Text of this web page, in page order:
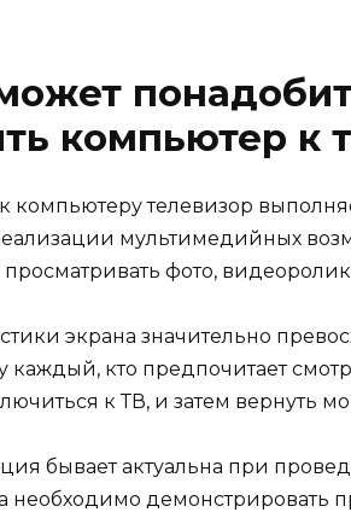
компьютер к
телевизор
мультимедийных
просматривать фото,
экрана значительно
каждый, кто предпочитает
к ТВ, и затем вернуть
бывает актуальна при
необходимо демонстрировать